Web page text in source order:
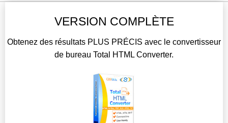
VERSION COMPLÈTE
Obtenez des résultats PLUS PRÉCIS avec le convertisseur
de bureau Total HTML Converter.